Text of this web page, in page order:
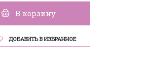
В корзину
ДОБАВИТЬ В ИЗБРАННОЕ